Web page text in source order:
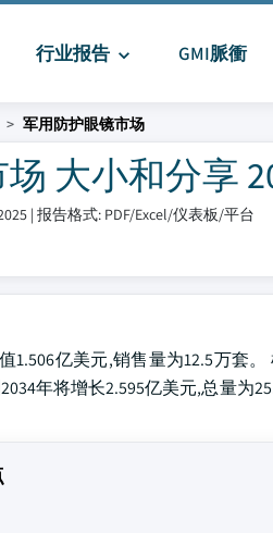
行业报告 GMI脈衝
军用防护眼镜市场
大小和分享
| 报告格式: PDF/Excel/仪表板/平台
1.506亿美元,销售量为12.5万套
年将增长2.595亿美元,总量为